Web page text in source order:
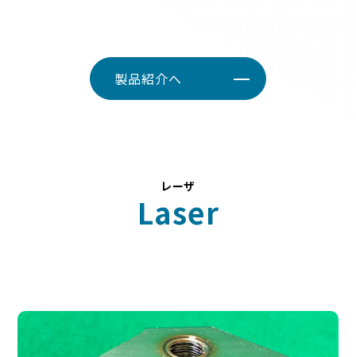
製品紹介へ
レーザ
Laser